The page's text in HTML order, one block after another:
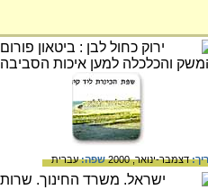
דצמבר-ינואר, 2000 שפה:עברית